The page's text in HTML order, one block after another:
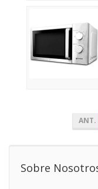
ANT.
Sobre